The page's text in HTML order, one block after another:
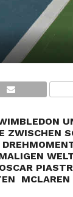
ZWISCHEN
MCLAREN